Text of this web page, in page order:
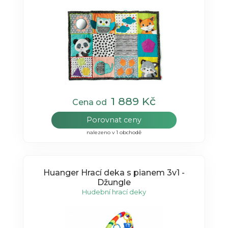
Cena od 1 889 Kč
Porovnat ceny
nalezeno v 1 obchodě
Huanger Hrací deka s pianem 3v1 -
Džungle
Hudební hrací deky